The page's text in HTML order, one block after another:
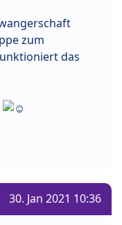
zum
das
30. Jan 2021 10:36